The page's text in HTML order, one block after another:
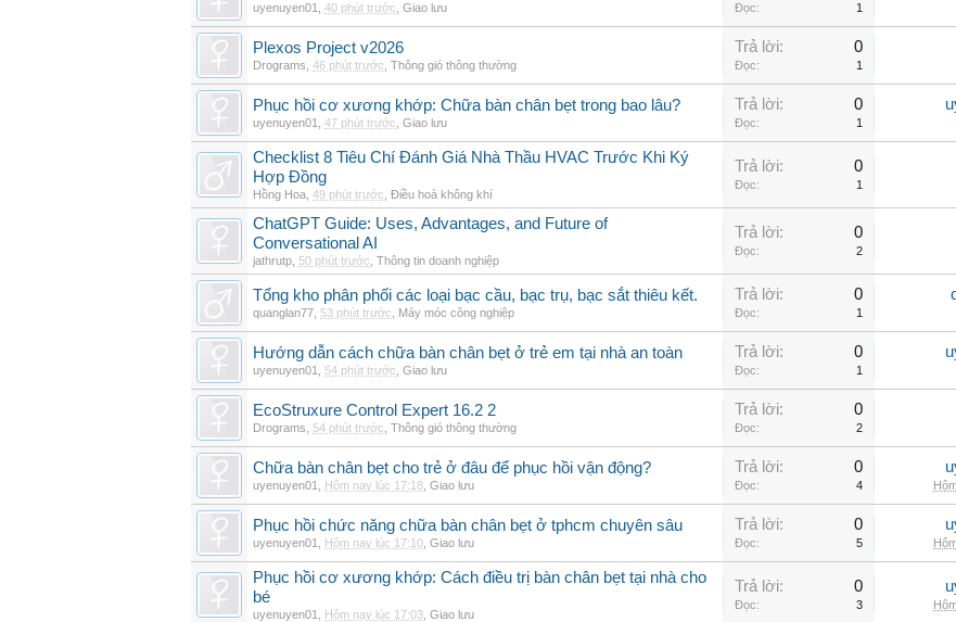
uyenuyen01 40 phút trước Giao lưu Đọc: 1
Plexos Project v2026
Drograms 46 phút trước Thông gió thông thường
Trả lời: 0
Đọc: 1
Phục hồi cơ xương khớp: Chữa bàn chân bẹt trong bao lâu?
uyenuyen01 47 phút trước Giao lưu
Trả lời: 0
Đọc: 1
Checklist 8 Tiêu Chí Đánh Giá Nhà Thầu HVAC Trước Khi Ký
Hợp Đồng
Hồng Hoa 49 phút trước Điều hoà không khí
Trả lời: 0
Đọc: 1
ChatGPT Guide: Uses, Advantages, and Future of
Conversational AI
jathrutp 50 phút trước Thông tin doanh nghiệp
Trả lời: 0
Đọc: 2
Tổng kho phân phối các loại bạc cầu, bạc trụ, bạc sắt thiêu kết.
quanglan77 53 phút trước Máy móc công nghiệp
Trả lời: 0
Đọc: 1
Hướng dẫn cách chữa bàn chân bẹt ở trẻ em tại nhà an toàn
uyenuyen01 54 phút trước Giao lưu
Trả lời: 0
Đọc: 1
EcoStruxure Control Expert 16.2 2
Drograms 54 phút trước Thông gió thông thường
Trả lời: 0
Đọc: 2
Chữa bàn chân bẹt cho trẻ ở đâu để phục hồi vận động?
uyenuyen01 Hôm nay lúc 17:18 Giao lưu
Trả lời: 0
Đọc: 4
Phục hồi chức năng chữa bàn chân bẹt ở tphcm chuyên sâu
uyenuyen01 Hôm nay lúc 17:10 Giao lưu
Trả lời: 0
Đọc: 5
Phục hồi cơ xương khớp: Cách điều trị bàn chân bẹt tại nhà cho
bé
uyenuyen01 Hôm nay lúc 17:03 Giao lưu
Trả lời: 0
Đọc: 3